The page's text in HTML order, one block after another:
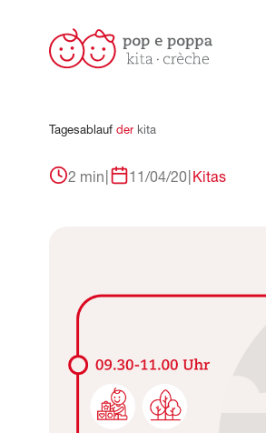
Tagesablauf der kita
2 min 11/04/20 Kitas